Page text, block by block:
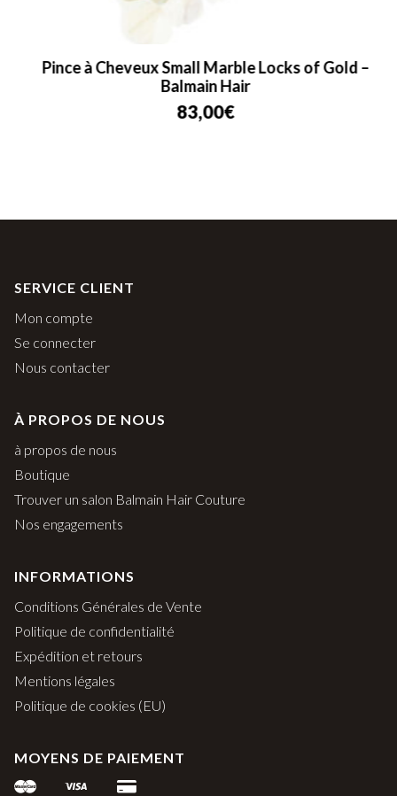
Pince à Cheveux Small Marble Locks of Gold –
Balmain Hair
83,00€
SERVICE CLIENT
Mon compte
Se connecter
Nous contacter
À PROPOS DE NOUS
à propos de nous
Boutique
Trouver un salon Balmain Hair Couture
Nos engagements
INFORMATIONS
Conditions Générales de Vente
Politique de confidentialité
Expédition et retours
Mentions légales
Politique de cookies (EU)
MOYENS DE PAIEMENT